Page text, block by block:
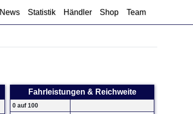
News Statistik Händler Shop Team
Fahrleistungen & Reichweite
0 auf 100